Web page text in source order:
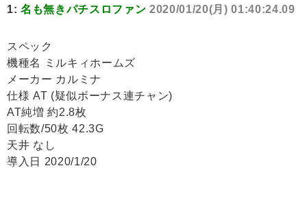
1: 名も無きパチスロファン 2020/01/20(月) 01:40:24.09
スペック
機種名 ミルキィホームズ
メーカー カルミナ
仕様 AT (疑似ボーナス連チャン)
AT純増 約2.8枚
回転数/50枚 42.3G
天井 なし
導入日 2020/1/20